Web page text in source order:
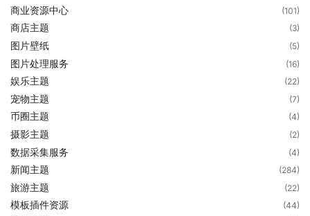
商业资源中心 (101)
商店主题 (3)
图片壁纸 (5)
图片处理服务 (16)
娱乐主题 (22)
宠物主题 (7)
币圈主题 (4)
摄影主题 (2)
数据采集服务 (4)
新闻主题 (284)
旅游主题 (22)
模板插件资源 (44)